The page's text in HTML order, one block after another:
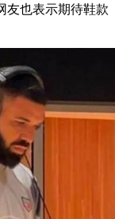
友也表示期待鞋款